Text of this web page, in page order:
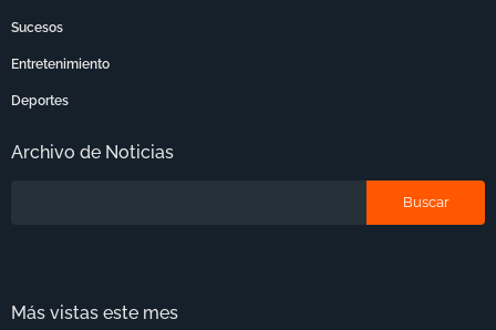
Sucesos
Entretenimiento
Deportes
Archivo de Noticias
Más vistas este mes